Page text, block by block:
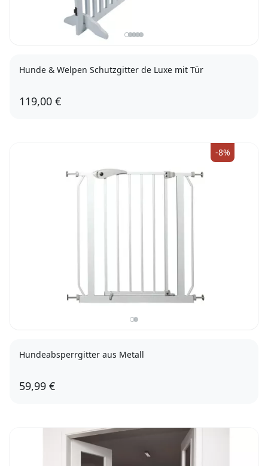
Hunde & Welpen Schutzgitter de Luxe mit Tür
119,00 €
-8%
Hundeabsperrgitter aus Metall
59,99 €